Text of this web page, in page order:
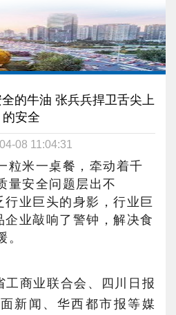
的牛油 张兵兵捍卫舌尖上
的安全
08 11:04:31
粒米一桌餐，牵动着千
量安全问题层出不
行业巨头的身影，行业巨
企业敲响了警钟，解决食
商业联合会、四川日报
新闻、华西都市报等媒